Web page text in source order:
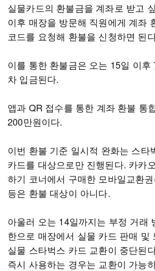
실물카드의 환불금을 계좌로 받고
이후 매장을 방문해 직원에게 계좌
코드를 요청해 환불을 신청하면 된
이를 통한 환불금은 오는 15일 이후
차 입금된다.
앱과 QR 접수를 통한 계좌 환불 통
200만원이다.
이번 환불 기준 일시적 완화는 스타
카드를 대상으로만 진행된다. 카카
하기 코너에서 구매한 모바일교환
등은 환불 대상이 아니다.
아울러 오는 14일까지는 부정 거래
한으로 매장에서 실물 카드 판매 및
실물 스타벅스 카드 교환이 중단된
즉시 사용하는 경우는 교환이 가능